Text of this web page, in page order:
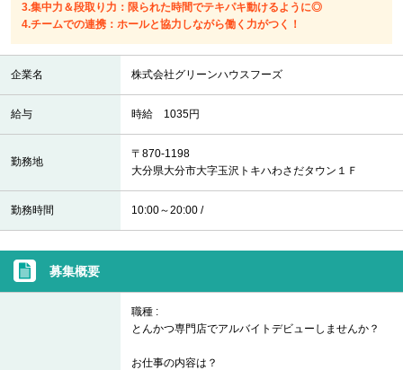
3.集中力＆段取り力：限られた時間でテキパキ動けるように◎
4.チームでの連携：ホールと協力しながら働く力がつく！
企業名 株式会社グリーンハウスフーズ
給与 時給 1035円
勤務地
〒870-1198
大分県大分市大字玉沢トキハわさだタウン１Ｆ
勤務時間 10:00～20:00 /
募集概要
職種 :
とんかつ専門店でアルバイトデビューしませんか？
お仕事の内容は？